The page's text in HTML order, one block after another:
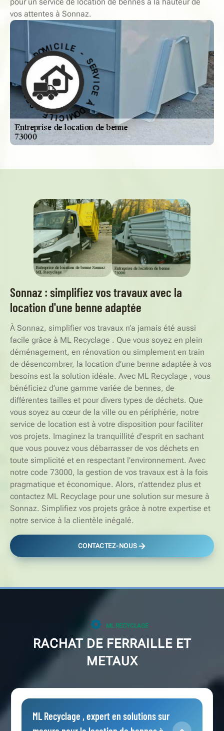
vos attentes à Sonnaz.
S
E
R
V
I
C
E
À
D
O
M
IC
ILE - SER
V I
C
E
À
D
O
M
I
C
I
L
E
-
Sonnaz : simplifiez vos travaux avec la
location d'une benne adaptée
À Sonnaz, simplifier vos travaux n’a jamais été aussi
facile grâce à ML Recyclage . Que vous soyez en plein
déménagement, en rénovation ou simplement en train
de désencombrer, la location d’une benne adaptée à vos
besoins est la solution idéale. Avec ML Recyclage , vous
bénéficiez d’une gamme variée de bennes, de
différentes tailles et pour divers types de déchets. Que
vous soyez au cœur de la ville ou en périphérie, notre
service de location est à votre disposition pour faciliter
vos projets. Imaginez la tranquillité d'esprit en sachant
que vous pouvez vous débarrasser de vos déchets en
toute simplicité et en respectant l'environnement. Avec
notre code 73000, la gestion de vos travaux est à la fois
pragmatique et économique. Alors, n’attendez plus et
contactez ML Recyclage pour une solution sur mesure à
Sonnaz. Simplifiez vos projets grâce à notre expertise et
notre service à la clientèle inégalé.
CONTACTEZ-NOUS
ML RECYCLAGE
RACHAT DE FERRAILLE ET
METAUX
ML Recyclage , expert en solutions sur